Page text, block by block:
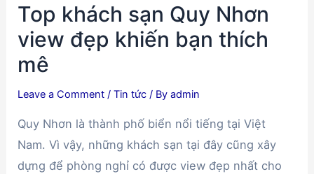
Liệu
có
biết?
Top khách sạn Quy Nhơn
view đẹp khiến bạn thích
mê
Leave a Comment /Tin tức / Byadmin
Quy Nhơn là thành phố biển nổi tiếng tại Việt
Nam. Vì vậy, những khách sạn tại đây cũng xây
dựng để phòng nghỉ có được view đẹp nhất cho